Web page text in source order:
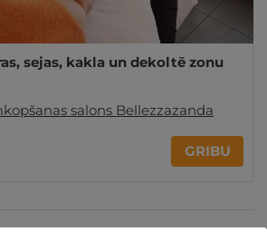
sejas, kakla un dekoltē zonu
salons Bellezzazanda
GRIBU
Dienas Spa Dāvanas Sieviešu